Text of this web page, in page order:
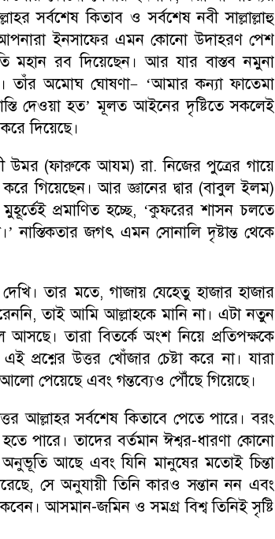
সর্বশেষ কিতাব ও সর্বশেষ নবী সাল্লাল্লাহু
ইনসাফের এমন কোনো উদাহরণ পেশ
মহান রব দিয়েছেন। আর যার বাস্তব নমুনা
তাঁর অমোঘ ঘোষণা– ‘আমার কন্যা ফাতেমা
দেওয়া হত’ মূলত আইনের দৃষ্টিতে সকলেই
দিয়েছে।
উমর (ফারুকে আযম) রা. নিজের পুত্রের গায়ে
গিয়েছেন। আর জ্ঞানের দ্বার (বাবুল ইলম)
প্রমাণিত হচ্ছে, ‘কুফরের শাসন চলতে
জগৎ এমন সোনালি দৃষ্টান্ত থেকে
তার মতে,গাজায় যেহেতু হাজার হাজার
,তাই আমি আল্লাহকে মানি না। এটা নতুন
তারা বিতর্কে অংশ নিয়ে প্রতিপক্ষকে
প্রশ্নের উত্তর খোঁজার চেষ্টা করে না। যারা
আলো পেয়েছে এবং গন্তব্যেও পৌঁছে গিয়েছে।
আল্লাহর সর্বশেষ কিতাবে পেতে পারে। বরং
পারে। তাদের বর্তমান ঈশ্বর-ধারণা কোনো
আছে এবং যিনি মানুষের মতোই চিন্তা
, সে অনুযায়ী তিনি কারও সন্তান নন এবং
আসমান-জমিন ও সমগ্র বিশ্ব তিনিই সৃষ্টি